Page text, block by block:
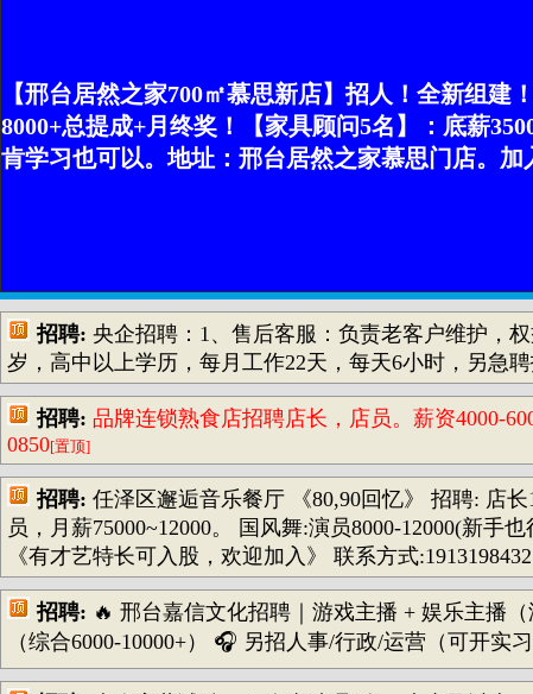
【邢台居然之家700㎡慕思新店】招人！全新组
8000+总提成+月终奖！【家具顾问5名】：底薪
肯学习也可以。地址：邢台居然之家慕思门店。
招聘: 央企招聘：1、售后客服：负责老客户维护，
岁，高中以上学历，每月工作22天，每天6小时，另急
招聘: 品牌连锁熟食店招聘店长，店员。薪资4000-
0850[置顶]
招聘: 任泽区邂逅音乐餐厅 《80,90回忆》 招聘: 店
员，月薪75000~12000。 国风舞:演员8000-12000(新手
《有才艺特长可入股，欢迎加入》 联系方式
招聘: 🔥 邢台嘉信文化招聘｜游戏主播 + 娱乐主播
（综合6000-10000+） 🎧 另招人事/行政/运营（可开实